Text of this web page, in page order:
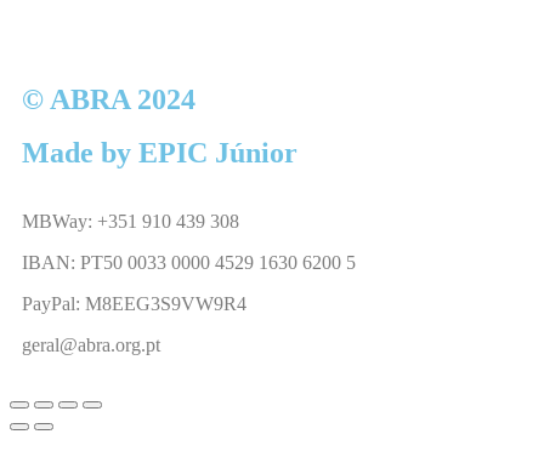
© ABRA 2024
Made by EPIC Júnior
MBWay: +351 910 439 308
IBAN: PT50 0033 0000 4529 1630 6200 5
PayPal: M8EEG3S9VW9R4
geral@abra.org.pt